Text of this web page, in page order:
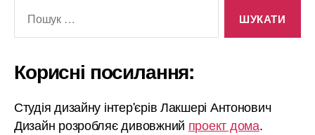
Корисні посилання:
Студія дизайну інтер'єрів Лакшері Антонович
Дизайн розробляє дивовжний проект дома.